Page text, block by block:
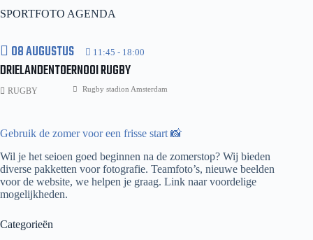
Rijnvogels
SPORTFOTO AGENDA
08 AUGUSTUS 11:45 - 18:00
DRIELANDENTOERNOOI RUGBY
Rugby stadion Amsterdam
RUGBY
Gebruik de zomer voor een frisse start 📸
Wil je het seioen goed beginnen na de zomerstop? Wij bieden
diverse pakketten voor fotografie. Teamfoto’s, nieuwe beelden
voor de website, we helpen je graag. Link naar voordelige
mogelijkheden.
Categorieën